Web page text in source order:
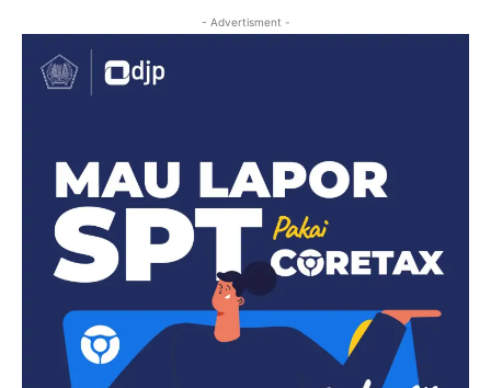
- Advertisment -